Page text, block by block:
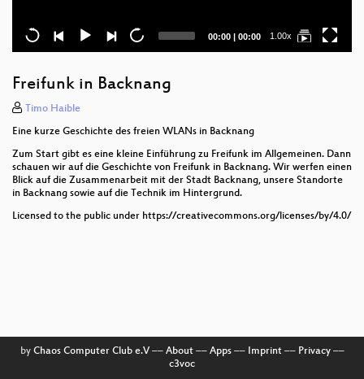
Current
00:00 | Total
00:00 1.00x
Freifunk in Backnang
Timo Haible
Eine kurze Geschichte des freien WLANs in Backnang
Zum Start gibt es eine kleine Einführung zu Freifunk im Allgemeinen. Dann
schauen wir auf die Geschichte von Freifunk in Backnang. Wir werfen einen
Blick auf die Zusammenarbeit mit der Stadt Backnang, unsere Standorte
in Backnang sowie auf die Technik im Hintergrund.
Licensed to the public under https://creativecommons.org/licenses/by/4.0/
by Chaos Computer Club e.V–– About–– Apps–– Imprint–– Privacy––
c3voc